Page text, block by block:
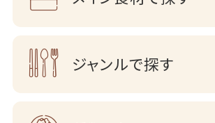
ジャンルで探す